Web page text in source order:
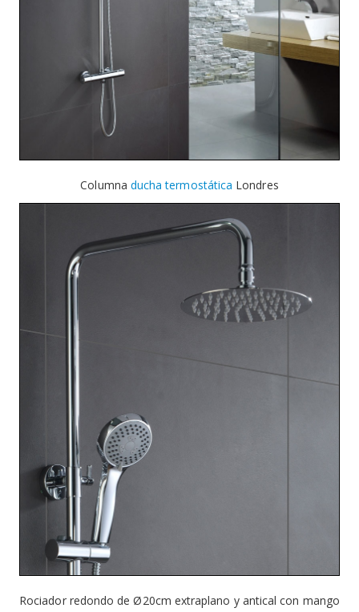
Columna ducha termostática Londres
Rociador redondo de Ø20cm extraplano y antical con mango